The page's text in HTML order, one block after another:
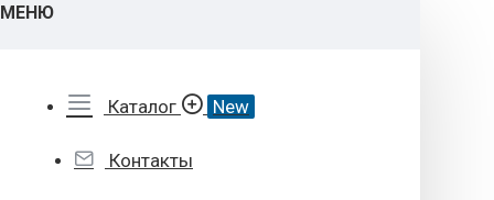
МЕНЮ
Каталог New
Контакты